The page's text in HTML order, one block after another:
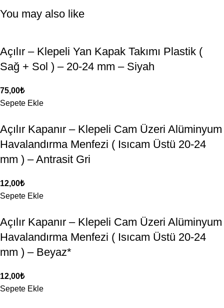
You may also like
Açılır – Klepeli Yan Kapak Takımı Plastik (
Sağ + Sol ) – 20-24 mm – Siyah
75,00₺
Sepete Ekle
Açılır Kapanır – Klepeli Cam Üzeri Alüminyum
Havalandırma Menfezi ( Isıcam Üstü 20-24
mm ) – Antrasit Gri
12,00₺
Sepete Ekle
Açılır Kapanır – Klepeli Cam Üzeri Alüminyum
Havalandırma Menfezi ( Isıcam Üstü 20-24
mm ) – Beyaz*
12,00₺
Sepete Ekle